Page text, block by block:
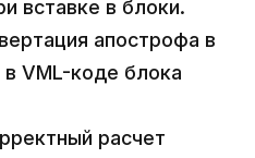
вставке в блоки.
апострофа в
VML-коде блока
расчет